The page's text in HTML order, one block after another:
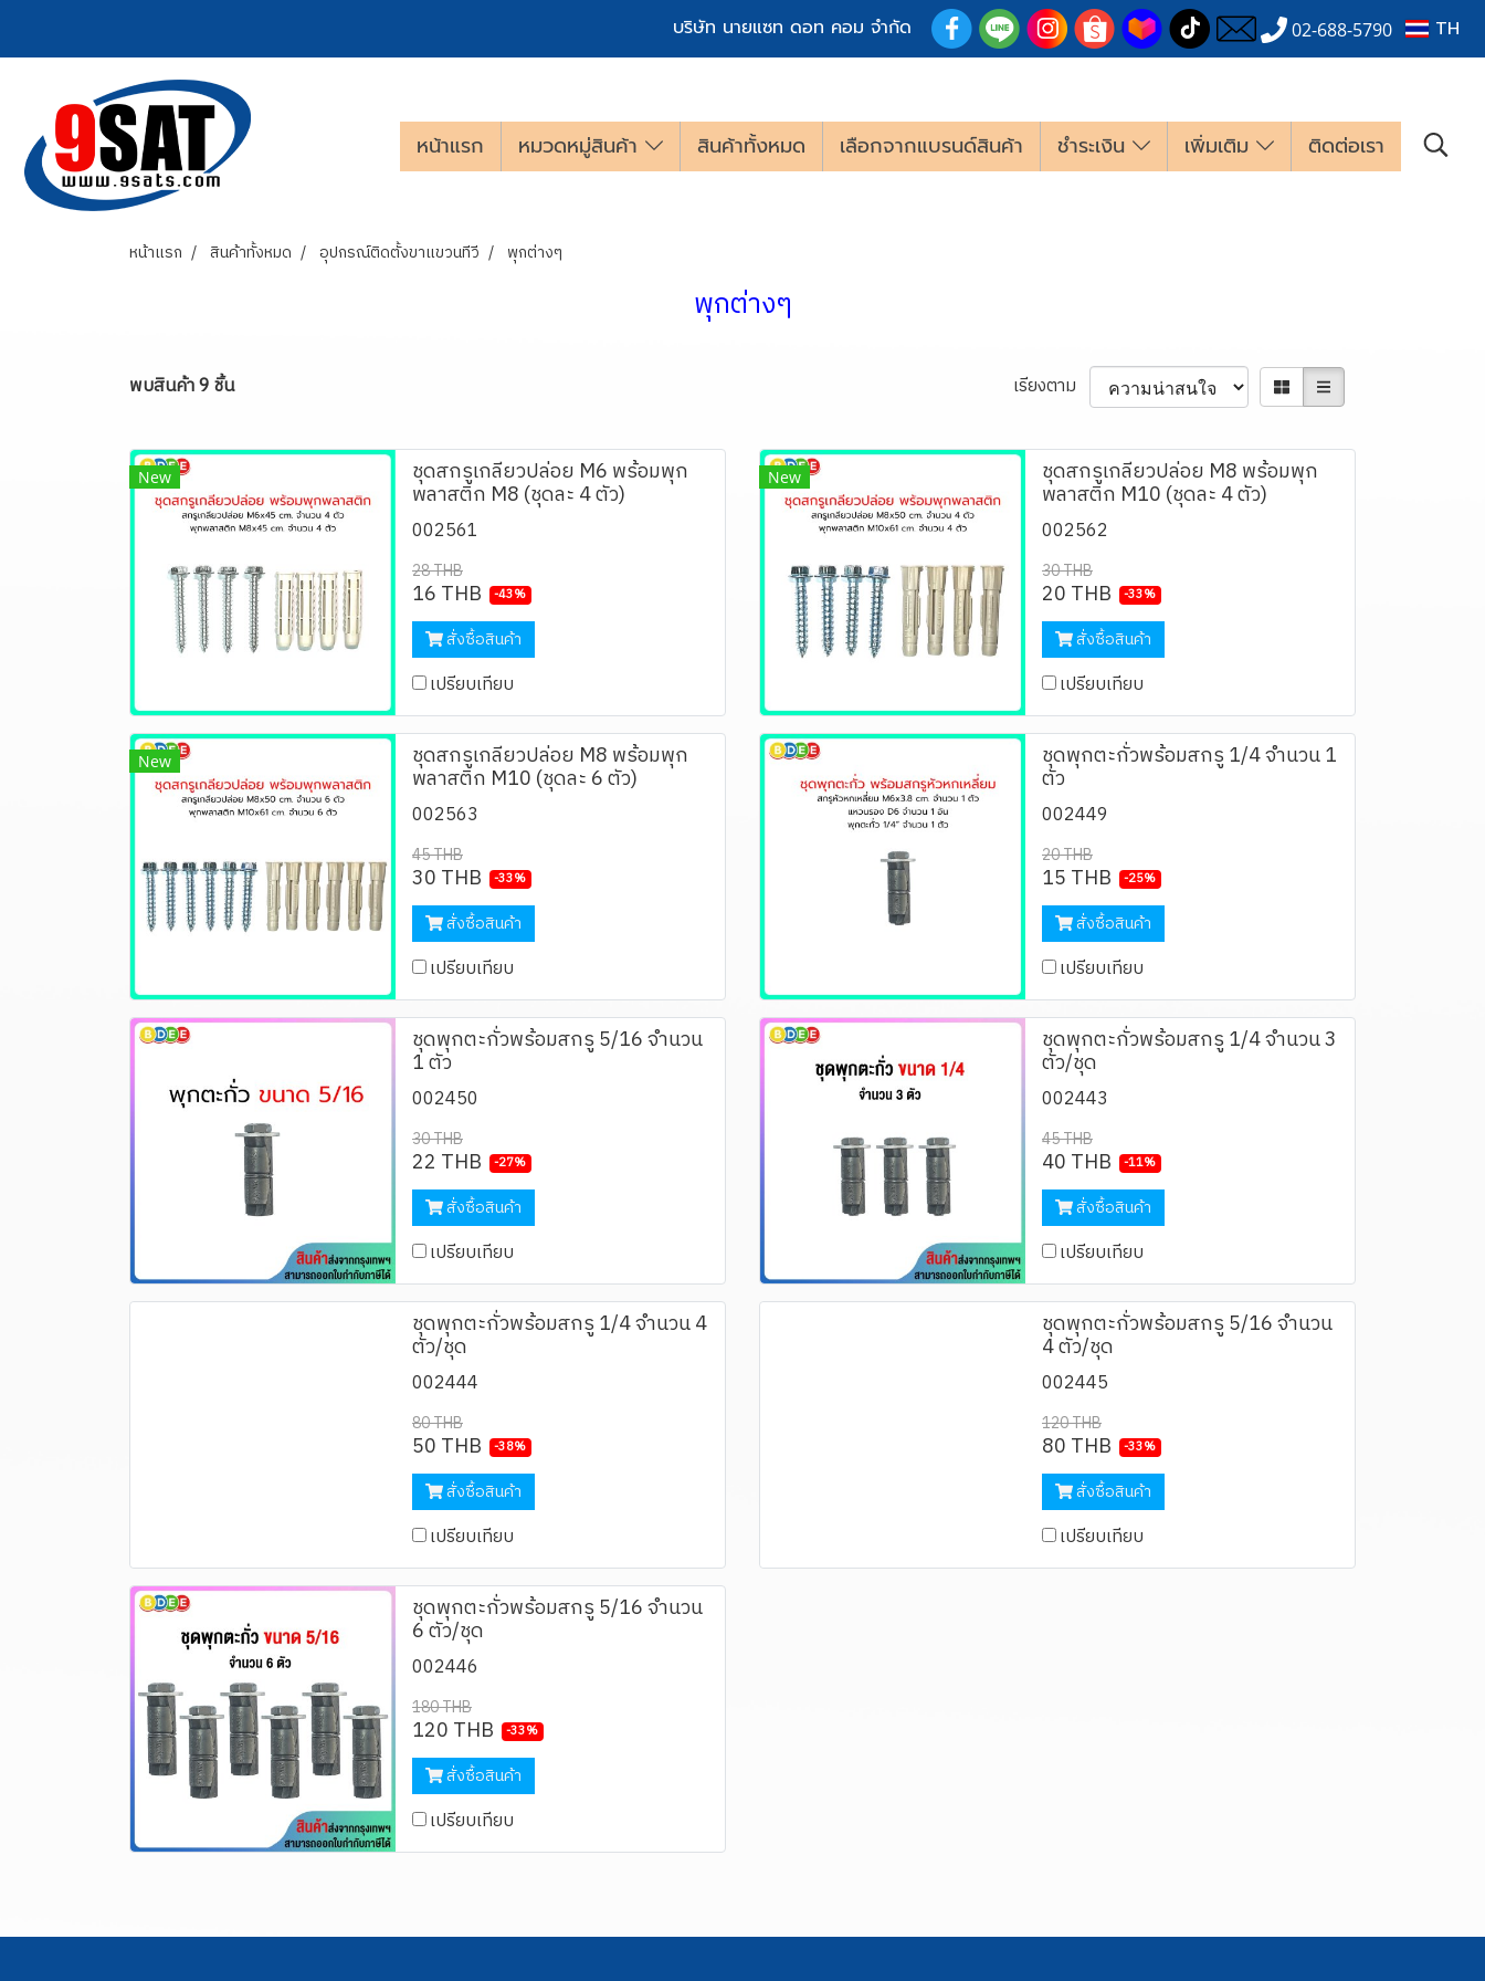
บริษัท นายแซท ดอท คอม จำกัด 02-688-5790 TH
หน้าแรก หมวดหมู่สินค้า สินค้าทั้งหมด เลือกจากแบรนด์สินค้า ชำระเงิน เพิ่มเติม ติดต่อเรา
หน้าแรก สินค้าทั้งหมด อุปกรณ์ติดตั้งขาแขวนทีวี พุกต่างๆ
พุกต่างๆ
พบสินค้า 9 ชิ้น เรียงตาม
New ชุดสกรูเกลียวปล่อย M6 พร้อมพุก
พลาสติก M8 (ชุดละ 4 ตัว)
002561
28 THB
16 THB -43%
สั่งซื้อสินค้า
เปรียบเทียบ
New ชุดสกรูเกลียวปล่อย M8 พร้อมพุก
พลาสติก M10 (ชุดละ 4 ตัว)
002562
30 THB
20 THB -33%
สั่งซื้อสินค้า
เปรียบเทียบ
New ชุดสกรูเกลียวปล่อย M8 พร้อมพุก
พลาสติก M10 (ชุดละ 6 ตัว)
002563
45 THB
30 THB -33%
สั่งซื้อสินค้า
เปรียบเทียบ
ชุดพุกตะกั่วพร้อมสกรู 1/4 จำนวน 1
ตัว
002449
20 THB
15 THB -25%
สั่งซื้อสินค้า
เปรียบเทียบ
ชุดพุกตะกั่วพร้อมสกรู 5/16 จำนวน
1 ตัว
002450
30 THB
22 THB -27%
สั่งซื้อสินค้า
เปรียบเทียบ
ชุดพุกตะกั่วพร้อมสกรู 1/4 จำนวน 3
ตัว/ชุด
002443
45 THB
40 THB -11%
สั่งซื้อสินค้า
เปรียบเทียบ
ชุดพุกตะกั่วพร้อมสกรู 1/4 จำนวน 4
ตัว/ชุด
002444
80 THB
50 THB -38%
สั่งซื้อสินค้า
เปรียบเทียบ
ชุดพุกตะกั่วพร้อมสกรู 5/16 จำนวน
4 ตัว/ชุด
002445
120 THB
80 THB -33%
สั่งซื้อสินค้า
เปรียบเทียบ
ชุดพุกตะกั่วพร้อมสกรู 5/16 จำนวน
6 ตัว/ชุด
002446
180 THB
120 THB -33%
สั่งซื้อสินค้า
เปรียบเทียบ